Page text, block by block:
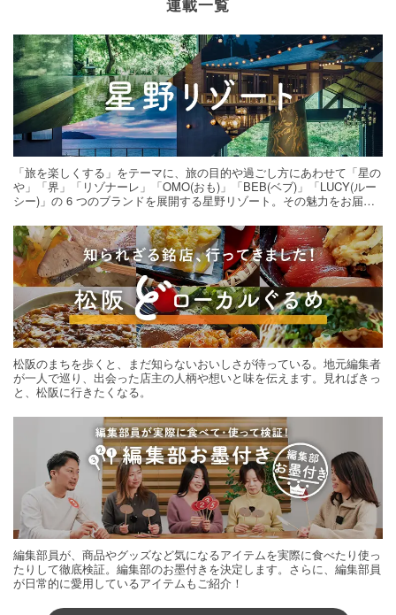
連載一覧
「旅を楽しくする」をテーマに、旅の目的や過ごし方にあわせて「星の
や」「界」「リゾナーレ」「OMO(おも)」「BEB(ベブ)」「LUCY(ルー
シー)」の 6 つのブランドを展開する星野リゾート。その魅力をお届け
松阪のまちを歩くと、まだ知らないおいしさが待っている。地元編集者
が一人で巡り、出会った店主の人柄や想いと味を伝えます。見ればきっ
と、松阪に行きたくなる。
編集部員が、商品やグッズなど気になるアイテムを実際に食べたり使っ
たりして徹底検証。編集部のお墨付きを決定します。さらに、編集部員
が日常的に愛用しているアイテムもご紹介！